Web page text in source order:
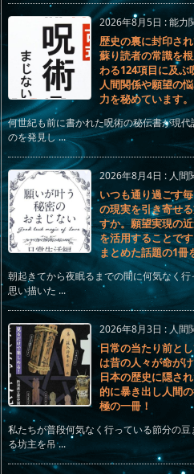
2026年8月5日 :能力
歴史の裏に封印さ
蘇り読者の常識を
わる124項目に及ぶ
人間関係や願望の
力を秘めています。
何世紀も前に書かれた呪術の秘伝書が現
のを発見し ...
2026年8月4日 : 人間
いつも通り過ごす
の現実を引き寄せ
すか。願望実現の
を活用することで
まとめた話題の1冊
朝起きてから夜眠るまでの間に何気なく
思い描いた ...
2026年8月3日 : 人間
日常の当たり前と
は昔の人々が命が
日本の歴史に隠さ
的に暴き出し人間
極の一冊！
私たちが普段何気なく行っている節分の
る坊主を吊 ...